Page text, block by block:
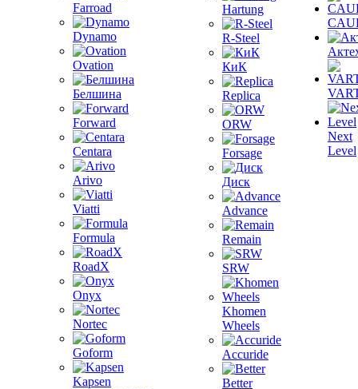
Farroad
Dynamo
Ovation
Белшина
Forward
Centara
Arivo
Viatti
Formula
RoadX
Onyx
Nortec
Goform
Kapsen
Hartung
R-Steel
КиК
Replica
ORW
Forsage
Диск
Advance
Remain
SRW
Khomen
Wheels
Accuride
Better
Next
Level